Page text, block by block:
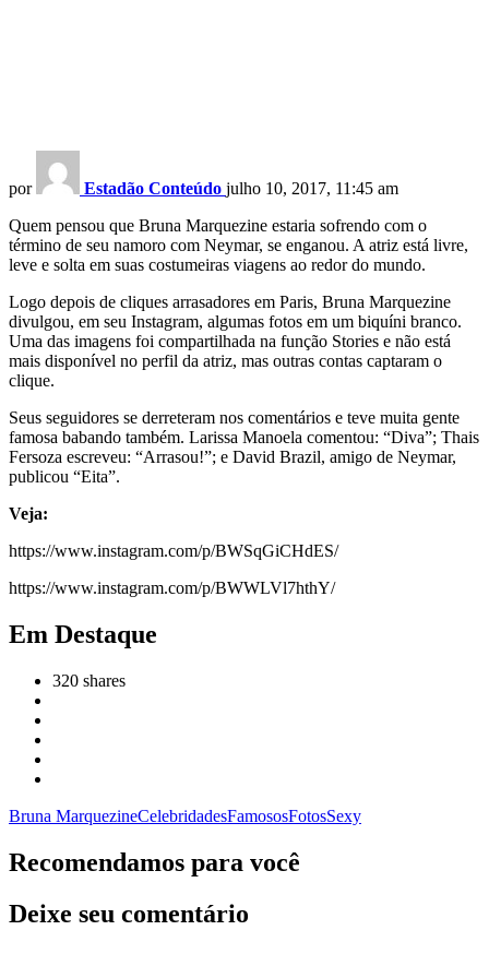
por Estadão Conteúdo julho 10, 2017, 11:45 am
Quem pensou que Bruna Marquezine estaria sofrendo com o
término de seu namoro com Neymar, se enganou. A atriz está livre,
leve e solta em suas costumeiras viagens ao redor do mundo.
Logo depois de cliques arrasadores em Paris, Bruna Marquezine
divulgou, em seu Instagram, algumas fotos em um biquíni branco.
Uma das imagens foi compartilhada na função Stories e não está
mais disponível no perfil da atriz, mas outras contas captaram o
clique.
Seus seguidores se derreteram nos comentários e teve muita gente
famosa babando também. Larissa Manoela comentou: “Diva”; Thais
Fersoza escreveu: “Arrasou!”; e David Brazil, amigo de Neymar,
publicou “Eita”.
Veja:
https://www.instagram.com/p/BWSqGiCHdES/
https://www.instagram.com/p/BWWLVl7hthY/
Em Destaque
320 shares
Bruna MarquezineCelebridadesFamososFotosSexy
Recomendamos para você
Deixe seu comentário